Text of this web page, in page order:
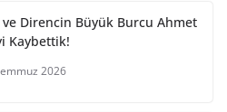
Direncin Büyük Burcu Ahmet
Kaybettik!
2026